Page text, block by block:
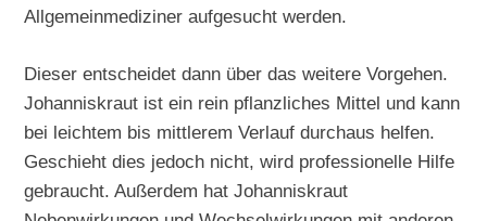
Allgemeinmediziner aufgesucht werden.
Dieser entscheidet dann über das weitere Vorgehen.
Johanniskraut ist ein rein pflanzliches Mittel und kann
bei leichtem bis mittlerem Verlauf durchaus helfen.
Geschieht dies jedoch nicht, wird professionelle Hilfe
gebraucht. Außerdem hat Johanniskraut